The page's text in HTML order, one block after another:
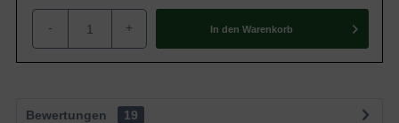
- + In den Warenkorb
Bewertungen
19